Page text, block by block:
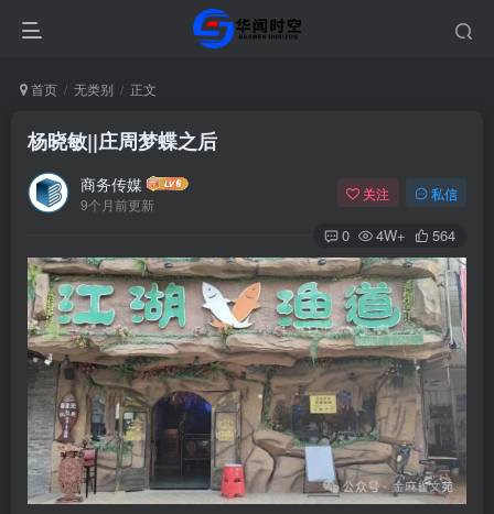
首页 无类别 正文
杨晓敏||庄周梦蝶之后
商务传媒
9个月前更新
关注 私信
0 4W+ 564